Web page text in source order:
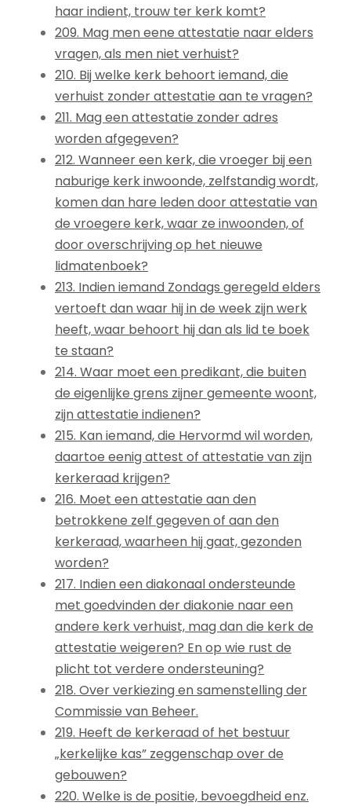
haar indient, trouw ter kerk komt?
209. Mag men eene attestatie naar elders
vragen, als men niet verhuist?
210. Bij welke kerk behoort iemand, die
verhuist zonder attestatie aan te vragen?
211. Mag een attestatie zonder adres
worden afgegeven?
212. Wanneer een kerk, die vroeger bij een
naburige kerk inwoonde, zelfstandig wordt,
komen dan hare leden door attestatie van
de vroegere kerk, waar ze inwoonden, of
door overschrijving op het nieuwe
lidmatenboek?
213. Indien iemand Zondags geregeld elders
vertoeft dan waar hij in de week zijn werk
heeft, waar behoort hij dan als lid te boek
te staan?
214. Waar moet een predikant, die buiten
de eigenlijke grens zijner gemeente woont,
zijn attestatie indienen?
215. Kan iemand, die Hervormd wil worden,
daartoe eenig attest of attestatie van zijn
kerkeraad krijgen?
216. Moet een attestatie aan den
betrokkene zelf gegeven of aan den
kerkeraad, waarheen hij gaat, gezonden
worden?
217. Indien een diakonaal ondersteunde
met goedvinden der diakonie naar een
andere kerk verhuist, mag dan die kerk de
attestatie weigeren? En op wie rust de
plicht tot verdere ondersteuning?
218. Over verkiezing en samenstelling der
Commissie van Beheer.
219. Heeft de kerkeraad of het bestuur
„kerkelijke kas” zeggenschap over de
gebouwen?
220. Welke is de positie, bevoegdheid enz.